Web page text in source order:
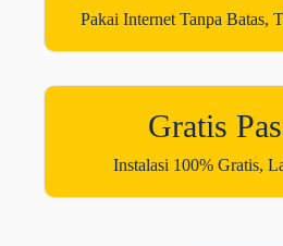
Pakai Internet Tanpa Batas,
Gratis
Instalasi 100% Gratis,